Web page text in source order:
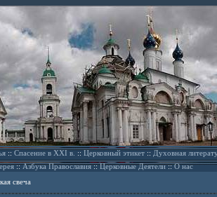
::Спасение в XXI в.::Церковный этикет::Духовная
::Азбука Православия::Церковные Деятели::О нас
свеча